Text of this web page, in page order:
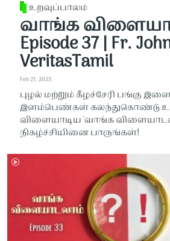
உறவுப்பாலம்
வாங்க
Episode 37 | Fr.
VeritasTamil
Feb 21, 2023
புழல் மற்றும் கீழச்சேரி பங்கு
இளம்பெண்கள் கலந்துகொண்டு
விளையாடிய 'வாங்க
நிகழ்ச்சியினை பாருங்கள்!